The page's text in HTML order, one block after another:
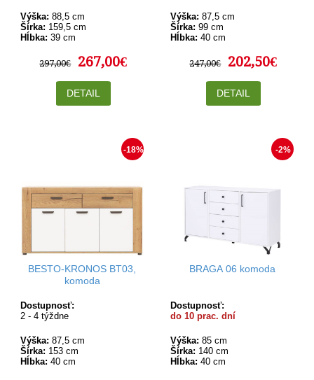
Výška: 88,5 cm
Šírka: 159,5 cm
Hĺbka: 39 cm
297,00€ 267,00€
DETAIL
Výška: 87,5 cm
Šírka: 99 cm
Hĺbka: 40 cm
247,00€ 202,50€
DETAIL
-18%
BESTO-KRONOS BT03,
komoda
Dostupnosť:
2 - 4 týždne
Výška: 87,5 cm
Šírka: 153 cm
Hĺbka: 40 cm
-2%
BRAGA 06 komoda
Dostupnosť:
do 10 prac. dní
Výška: 85 cm
Šírka: 140 cm
Hĺbka: 40 cm